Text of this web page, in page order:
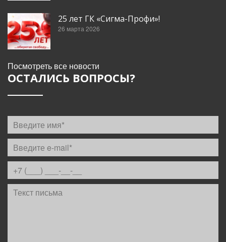
25 лет ГК «Сигма-Профи»!
26 марта 2026
Посмотреть все новости
ОСТАЛИСЬ ВОПРОСЫ?